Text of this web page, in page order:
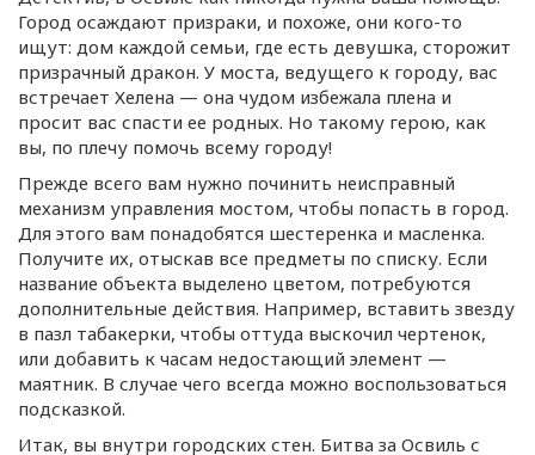
Город осаждают призраки, и похоже, они кого-то
ищут: дом каждой семьи, где есть девушка, сторожит
призрачный дракон. У моста, ведущего к городу, вас
встречает Хелена — она чудом избежала плена и
просит вас спасти ее родных. Но такому герою, как
вы, по плечу помочь всему городу!
Прежде всего вам нужно починить неисправный
механизм управления мостом, чтобы попасть в город.
Для этого вам понадобятся шестеренка и масленка.
Получите их, отыскав все предметы по списку. Если
название объекта выделено цветом, потребуются
дополнительные действия. Например, вставить звезду
в пазл табакерки, чтобы оттуда выскочил чертенок,
или добавить к часам недостающий элемент —
маятник. В случае чего всегда можно воспользоваться
подсказкой.
Итак, вы внутри городских стен. Битва за Освиль с